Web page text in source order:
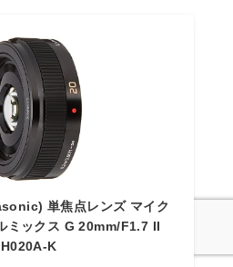
単焦点レンズ マイク
ミックス G 20mm/F1.7 II
K